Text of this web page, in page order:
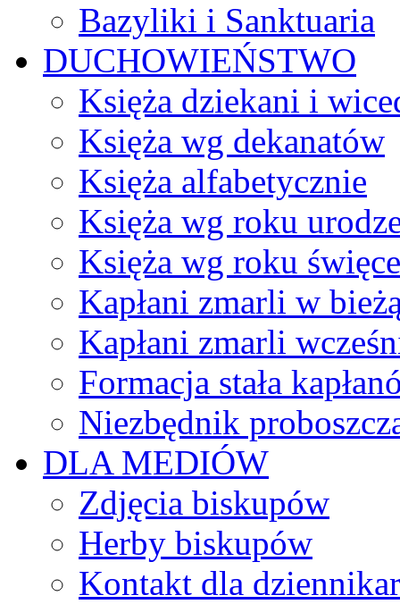
Bazyliki i Sanktuaria
DUCHOWIEŃSTWO
Księża dziekani i
Księża wg dekanatów
Księża alfabetycznie
Księża wg roku
Księża wg roku
Kapłani zmarli w
Kapłani zmarli
Formacja stała
Niezbędnik
DLA MEDIÓW
Zdjęcia biskupów
Herby biskupów
Kontakt dla